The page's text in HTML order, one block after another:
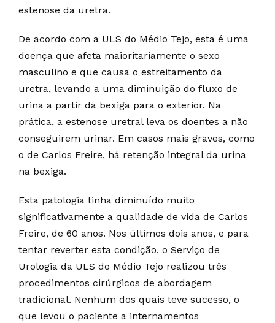
estenose da uretra.
De acordo com a ULS do Médio Tejo, esta é uma
doença que afeta maioritariamente o sexo
masculino e que causa o estreitamento da
uretra, levando a uma diminuição do fluxo de
urina a partir da bexiga para o exterior. Na
prática, a estenose uretral leva os doentes a não
conseguirem urinar. Em casos mais graves, como
o de Carlos Freire, há retenção integral da urina
na bexiga.
Esta patologia tinha diminuído muito
significativamente a qualidade de vida de Carlos
Freire, de 60 anos. Nos últimos dois anos, e para
tentar reverter esta condição, o Serviço de
Urologia da ULS do Médio Tejo realizou três
procedimentos cirúrgicos de abordagem
tradicional. Nenhum dos quais teve sucesso, o
que levou o paciente a internamentos